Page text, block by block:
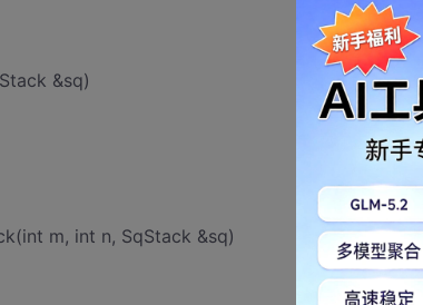
&sq)
m, int n, SqStack &sq)